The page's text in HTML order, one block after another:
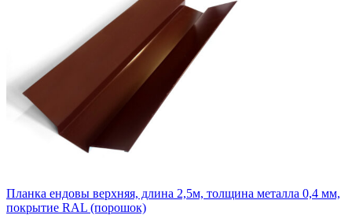
Планка ендовы верхняя, длина 2,5м, толщина металла 0,4 мм,
покрытие RAL (порошок)